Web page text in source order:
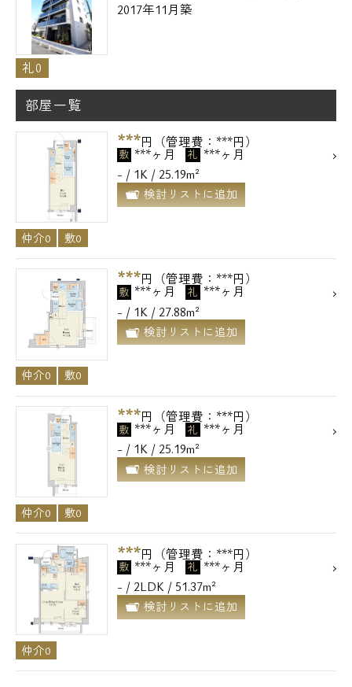
2017年11月築
礼0
部屋一覧
***円（管理費：***円）
敷 ***ヶ月 礼 ***ヶ月
- / 1K / 25.19m²
検討リストに追加
仲介0 敷0
***円（管理費：***円）
敷 ***ヶ月 礼 ***ヶ月
- / 1K / 27.88m²
検討リストに追加
仲介0 敷0
***円（管理費：***円）
敷 ***ヶ月 礼 ***ヶ月
- / 1K / 25.19m²
検討リストに追加
仲介0 敷0
***円（管理費：***円）
敷 ***ヶ月 礼 ***ヶ月
- / 2LDK / 51.37m²
検討リストに追加
仲介0